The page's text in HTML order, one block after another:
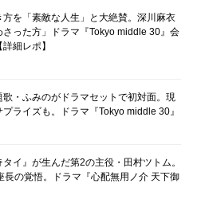
を「素敵な人生」と大絶賛。深川麻衣
った方」ドラマ『Tokyo middle 30』会
細レポ】
・ふみのがドラマセットで初対面。現
ライズも。ドラマ『Tokyo middle 30』
タイ』が生んだ第2の主役・田村ツトム。
長の覚悟。ドラマ『心配無用ノ介 天下御